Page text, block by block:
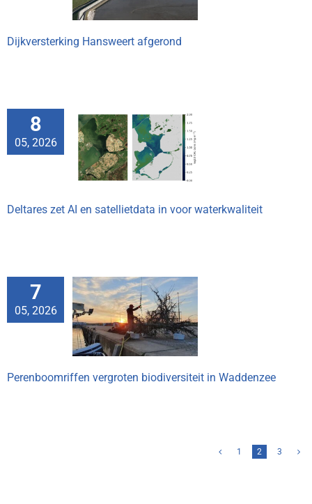
Dijkversterking Hansweert afgerond
8
05, 2026
zet AI en
in voor
Deltares zet AI en satellietdata in voor waterkwaliteit
7
05, 2026
in
Perenboomriffen vergroten biodiversiteit in Waddenzee
1 2 3